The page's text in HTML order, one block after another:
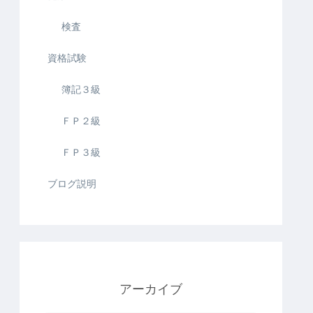
検査
資格試験
簿記３級
ＦＰ２級
ＦＰ３級
ブログ説明
アーカイブ